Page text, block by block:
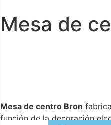
Mesa de
Mesa de centro Bron
función de la decoración